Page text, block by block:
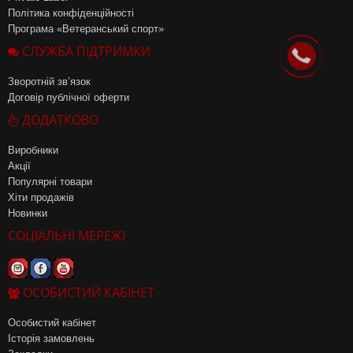
Політика конфіденційності
Програма «Ветеранський спорт»
СЛУЖБА ПІДТРИМКИ
Зворотній зв’язок
Договір публічної оферти
ДОДАТКОВО
Виробники
Акції
Популярні товари
Хіти продажів
Новинки
СОЦІАЛЬНІ МЕРЕЖІ
ОСОБИСТИЙ КАБІНЕТ
Особистий кабінет
Історія замовлень